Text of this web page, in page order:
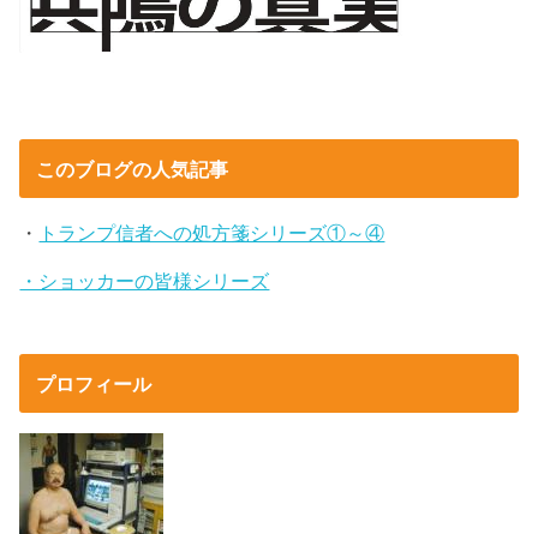
このブログの人気記事
・ トランプ信者への処方箋シリーズ①～④
・ショッカーの皆様シリーズ
プロフィール